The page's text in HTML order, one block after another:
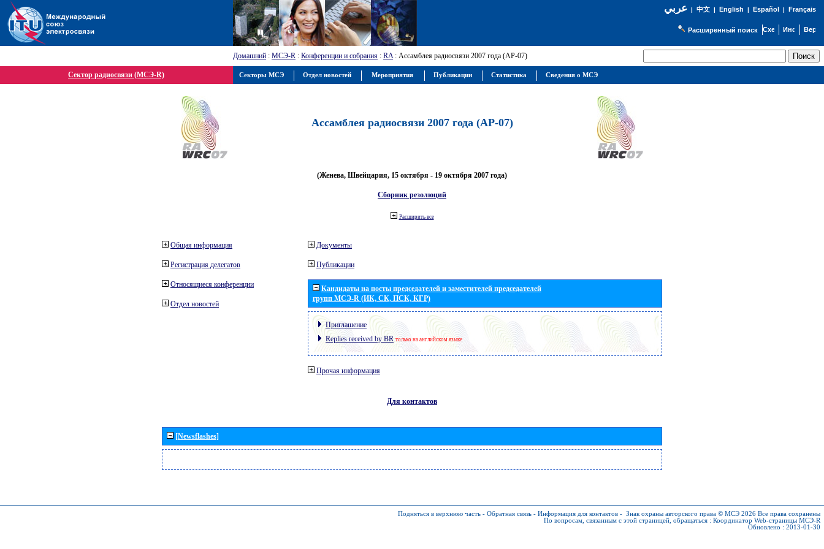
عربي| 中文| English | Español | Français
Расширенный поиск
Домашний : МСЭ-R : Конференции и собрания : RA: Ассамблея радиосвязи 2007 года (АР-07)
Сектор радиосвязи (МСЭ-R)
Ассамблея радиосвязи 2007 года (АР-07)
(Женева, Швейцария, 15 октября - 19 октября 2007 года)
Сборник резолюций
Расширить все
Общая информация
Регистрация делегатов
Относящиеся конференции
Отдел новостей
Документы
Публикации
Кандидаты на посты председателей и заместителей председателей
групп МСЭ-R (ИК, СК, ПСК, КГР)
Приглашение
Replies received by BR только на английском языке
Прочая информация
Для контактов
[Newsflashes]
Подняться в верхнюю часть - Обратная связь - Информация для контактов - Знак охраны авторского права © МСЭ 2026 Все права сохранены
По вопросам, связанным с этой страницей, обращаться : Координатор Web-страницы МСЭ-R
Обновлено : 2013-01-30
Секторы МСЭ Отдел новостей Мероприятия Публикации Статистика Сведения о МСЭ